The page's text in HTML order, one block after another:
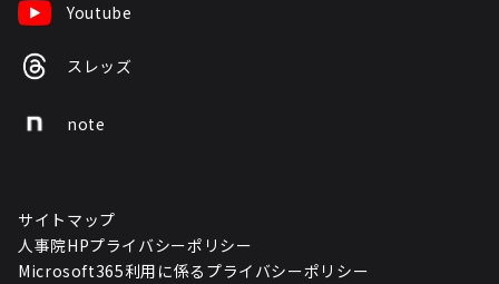
Youtube
スレッズ
note
サイトマップ
人事院HPプライバシーポリシー
Microsoft365利用に係るプライバシーポリシー